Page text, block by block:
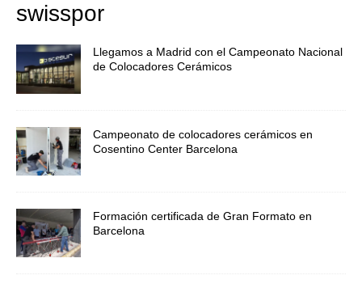
swisspor
Llegamos a Madrid con el Campeonato Nacional
de Colocadores Cerámicos
Campeonato de colocadores cerámicos en
Cosentino Center Barcelona
Formación certificada de Gran Formato en
Barcelona